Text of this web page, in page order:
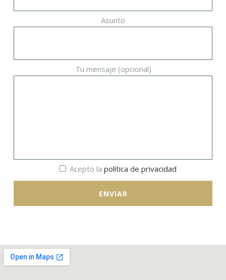
Asunto
Tu mensaje (opcional)
Acepto la política de privacidad